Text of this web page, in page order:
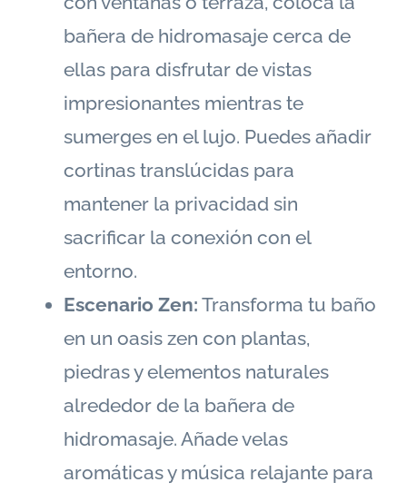
bañera de hidromasaje cerca de
ellas para disfrutar de vistas
impresionantes mientras te
sumerges en el lujo. Puedes añadir
cortinas translúcidas para
mantener la privacidad sin
sacrificar la conexión con el
entorno.
Escenario Zen: Transforma tu baño
en un oasis zen con plantas,
piedras y elementos naturales
alrededor de la bañera de
hidromasaje. Añade velas
aromáticas y música relajante para